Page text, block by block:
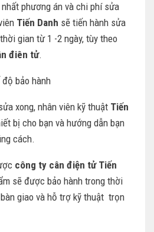
phương án và chi phí sửa
Tiến Danh sẽ tiến hành sửa
gian từ 1 -2 ngày, tùy theo
điên tử.
độ bảo hành
xong, nhân viên kỹ thuật Tiến
bị cho bạn và hướng dẫn bạn
cách.
công ty cân điện tử Tiến
sẽ được bảo hành trong thời
giao và hỗ trợ kỹ thuật trọn